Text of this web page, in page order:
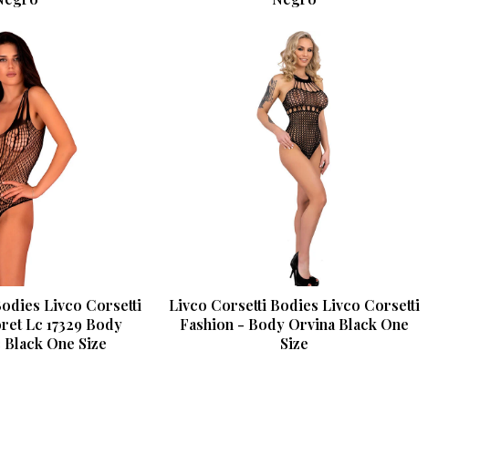
Livco Corsetti
Lc 17329 Body
One Size
Livco Corsetti Bodies Livco Corsetti
Fashion - Body Orvina Black One
Size